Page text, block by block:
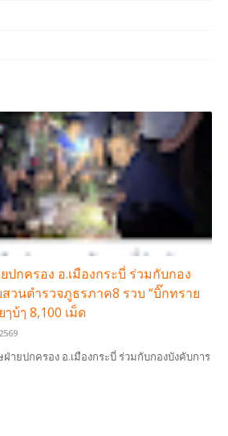
กครอง อ.เมืองกระบี่ ร่วมกับกอง
วนตำรวจภูธรภาค8 รวบ “บิ๊กทราย
บ้ๅ 8,100 เม็ด
ายปกครอง อ.เมืองกระบี่ ร่วมกับกองบังคับการ